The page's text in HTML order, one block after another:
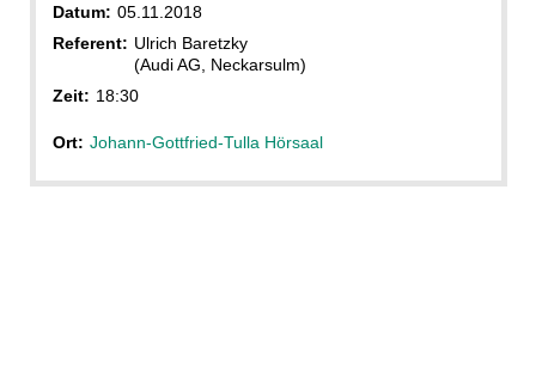
Datum: 05.11.2018
Referent: Ulrich Baretzky
(Audi AG, Neckarsulm)
Zeit: 18:30
Ort: Johann-Gottfried-Tulla Hörsaal